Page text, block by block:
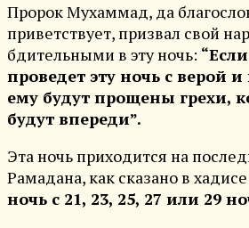
Пророк Мухаммад, да
приветствует, призвал свой
бдительными в эту ночь:
проведет эту ночь с верой
ему будут прощены грехи,
будут впереди”.
Эта ночь приходится на
Рамадана, как сказано в
ночь с 21, 23, 25, 27 или 29